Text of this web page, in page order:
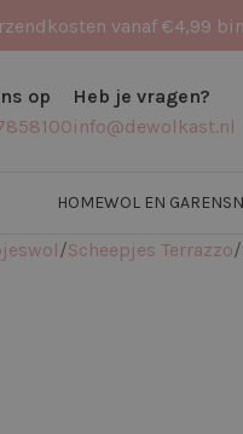
vanaf €4,99
op
Heb je vragen?
info@dewolkast.nl
HOMEWOL EN GARENS
Scheepjes Terrazzo